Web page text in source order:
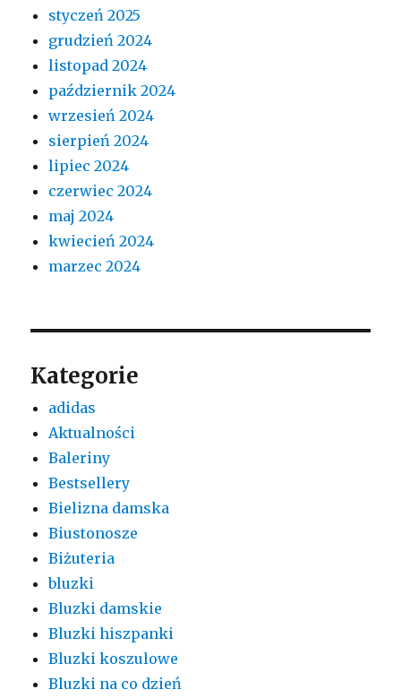
styczeń 2025
grudzień 2024
listopad 2024
październik 2024
wrzesień 2024
sierpień 2024
lipiec 2024
czerwiec 2024
maj 2024
kwiecień 2024
marzec 2024
Kategorie
adidas
Aktualności
Baleriny
Bestsellery
Bielizna damska
Biustonosze
Biżuteria
bluzki
Bluzki damskie
Bluzki hiszpanki
Bluzki koszulowe
Bluzki na co dzień